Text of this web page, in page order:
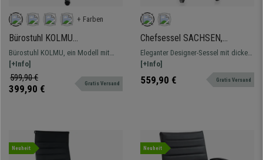
+ Farben
Bürostuhl KOLMU
ECHTLEDER, Metallgestell,
elegantes Design mit
Quersteppung, Farbe Schwarz
Bürostuhl KOLMU, ein Modell mit
markantem Design, das Komfort und
hochwertige Materialien vereint.
[+Info]
599,90 €
399,90 € Gratis Versand
Chefsessel SACHSEN,
elegantes Design, dicke
Polsterung, Naturlederbezug,
Eleganter Designer-Sessel mit dicker
Polsterung, bezogen mit
hochwertigem Naturleder. Fußkreuz
aus poliertem Aluminium.
[+Info]
559,90 € Gratis Versand
Neuheit Neuheit